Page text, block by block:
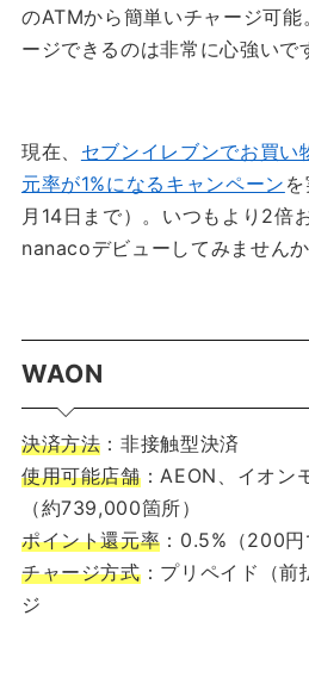
のATMから簡単いチャージ可
ージできるのは非常に心強いで
現在、 セブンイレブンでお買い
元率が1%になるキャンペーン
月14日まで）。いつもより2倍
nanacoデビューしてみませんか
WAON
決済方法 ：非接触型決済
使用可能店舗：AEON、イオン
（約739,000箇所）
ポイント還元率 ：0.5%（200円
チャージ方式：プリペイド（前
ジ